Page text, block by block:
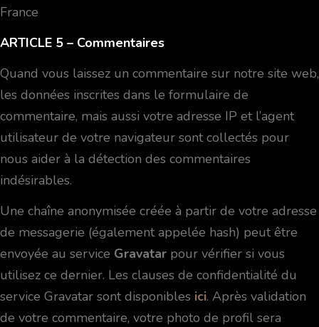
France
ARTICLE 5 – Commentaires
Quand vous laissez un commentaire sur notre site web,
les données inscrites dans le formulaire de
commentaire, mais aussi votre adresse IP et l’agent
utilisateur de votre navigateur sont collectés pour
nous aider à la détection des commentaires
indésirables.
Une chaîne anonymisée créée à partir de votre adresse
de messagerie (également appelée hash) peut être
envoyée au service Gravatar pour vérifier si vous
utilisez ce dernier. Les clauses de confidentialité du
service Gravatar sont disponibles ici. Après validation
de votre commentaire, votre photo de profil sera